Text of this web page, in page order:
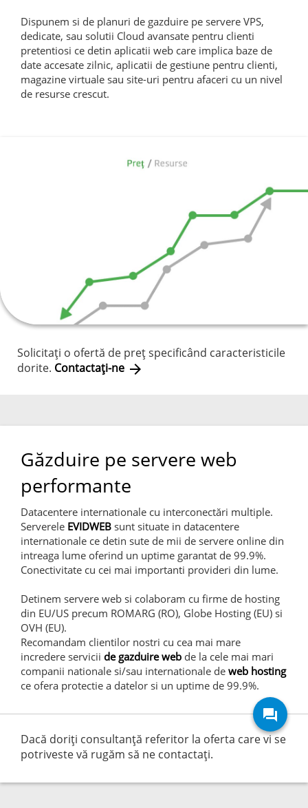
Dispunem si de planuri de gazduire pe servere VPS,
dedicate, sau solutii Cloud avansate pentru clienti
pretentiosi ce detin aplicatii web care implica baze de
date accesate zilnic, aplicatii de gestiune pentru clienti,
magazine virtuale sau site-uri pentru afaceri cu un nivel
de resurse crescut.
Solicitaţi o ofertă de preţ specificând caracteristicile
dorite. Contactaţi-ne arrow_forward
Găzduire pe servere web
performante
Datacentere internationale cu interconectări multiple.
Serverele EVIDWEB sunt situate in datacentere
internationale ce detin sute de mii de servere online din
intreaga lume oferind un uptime garantat de 99.9%.
Conectivitate cu cei mai importanti provideri din lume.
Detinem servere web si colaboram cu firme de hosting
din EU/US precum ROMARG (RO), Globe Hosting (EU) si
OVH (EU).
Recomandam clientilor nostri cu cea mai mare
incredere servicii de gazduire web de la cele mai mari
companii nationale si/sau internationale de web hosting
ce ofera protectie a datelor si un uptime de 99.9%.
forum
Dacă doriţi consultanţă referitor la oferta care vi se
potriveste vă rugăm să ne contactaţi.